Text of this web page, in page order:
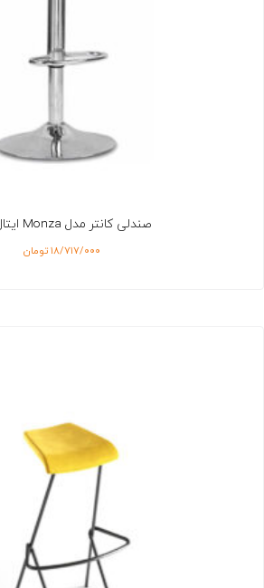
صندلی کانتر مدل Monza ایتال فوم
۱۸/۷۱۷/۰۰۰ تومان